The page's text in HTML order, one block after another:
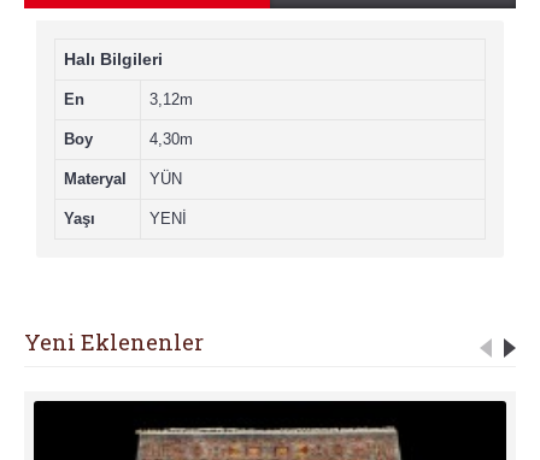
Halı Bilgileri
En 3,12m
Boy 4,30m
Materyal YÜN
Yaşı YENİ
Yeni Eklenenler